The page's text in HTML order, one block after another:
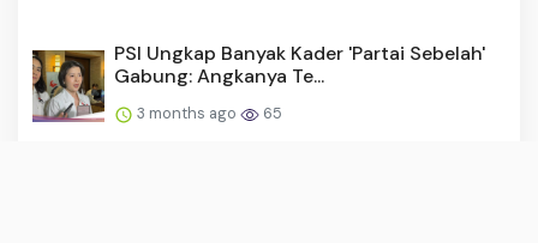
PSI Ungkap Banyak Kader 'Partai Sebelah'
Gabung: Angkanya Te...
3 months ago 65